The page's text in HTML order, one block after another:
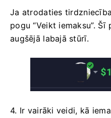
Ja atrodaties
pogu “Veikt iemaksu”.
augšējā labajā stūrī.
4. Ir vairāki veidi, kā